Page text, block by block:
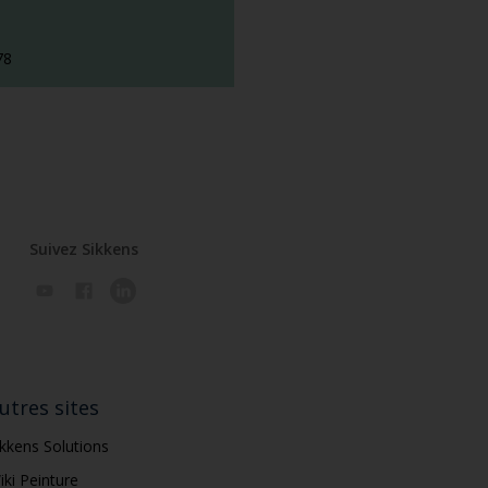
Suivez Sikkens
sites
Solutions
Peinture